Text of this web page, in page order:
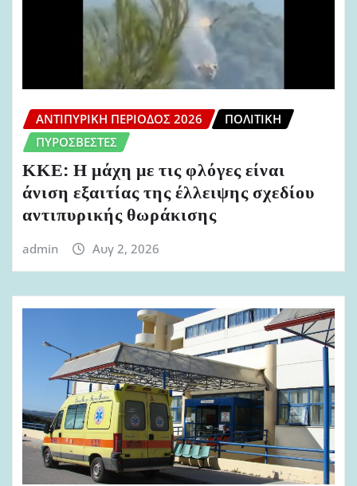
ΑΝΤΙΠΥΡΙΚΉ ΠΕΡΊΟΔΟΣ 2026
ΠΟΛΙΤΙΚΉ
ΠΥΡΟΣΒΈΣΤΕΣ
ΚΚΕ: Η μάχη με τις φλόγες είναι
άνιση εξαιτίας της έλλειψης σχεδίου
αντιπυρικής θωράκισης
admin Αυγ 2, 2026